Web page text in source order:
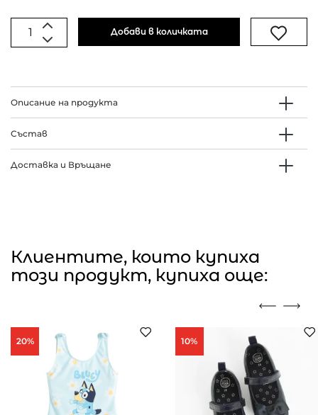
Добави в количката
Описание на продукта
Състав
Доставка и Връщане
Клиентите, които купиха
този продукт, купиха още:
20% 10%